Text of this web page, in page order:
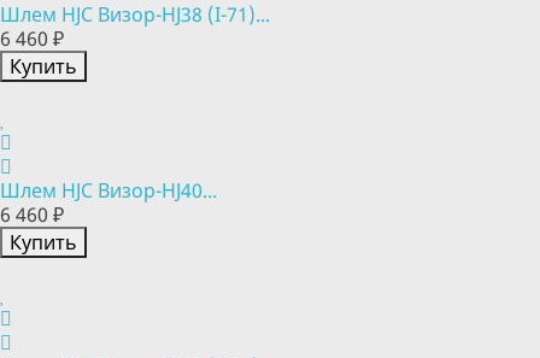
Шлем HJC Визор-HJ38 (I-71)...
6 460 ₽
Купить
Шлем HJC Визор-HJ40...
6 460 ₽
Купить